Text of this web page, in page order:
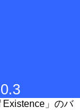
Existence」のバ